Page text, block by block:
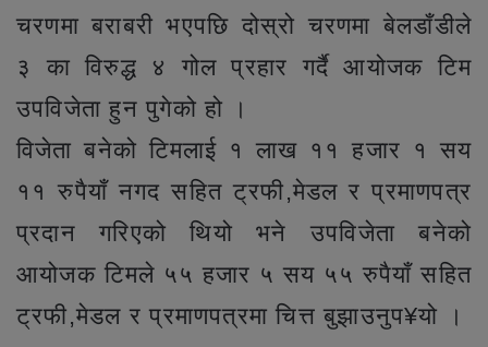
चरणमा बराबरी भएपछि दोस्रो चरणमा बेलडाँडीले
३ का विरुद्ध ४ गोल प्रहार गर्दै आयोजक टिम
उपविजेता हुन पुगेको हो ।
विजेता बनेको टिमलाई १ लाख ११ हजार १ सय
११ रुपैयाँ नगद सहित ट्रफी,मेडल र प्रमाणपत्र
प्रदान गरिएको थियो भने उपविजेता बनेको
आयोजक टिमले ५५ हजार ५ सय ५५ रुपैयाँ सहित
ट्रफी,मेडल र प्रमाणपत्रमा चित्त बुझाउनुप¥यो ।